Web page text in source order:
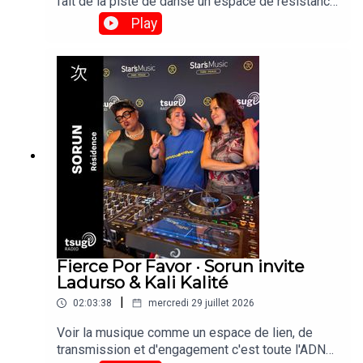
et de réinvention culturelle. »Retrouvez son set
enregistré depuis le Club 360 des Escales de
Saint-Nazaire le vendredi 24 Juillet 2026. © Brice
Photo
Play
Fierce Por Favor · Sorun invite
Ladurso & Kali Kalité
02:03:38 mercredi 29 juillet 2026
Voir la musique comme un espace de lien, de
transmission et d'engagement c'est toute l'ADN